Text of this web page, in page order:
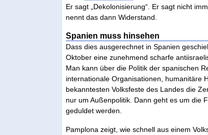
Er sagt „Dekolonisierung“. Er sagt nicht
nennt das dann Widerstand.
Spanien muss hinsehen
Dass dies ausgerechnet in Spanien
Oktober eine zunehmend scharfe
Man kann über die Politik der spanischen
internationale Organisationen, humanitäre
bekanntesten Volksfeste des Landes die
nur um Außenpolitik. Dann geht es um die
geduldet werden.
Pamplona zeigt, wie schnell aus einem